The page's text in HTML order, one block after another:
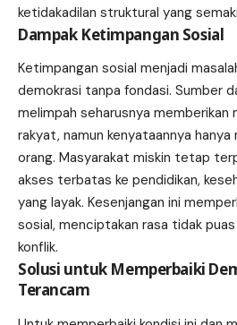
ketidakadilan struktural yang
Dampak Ketimpangan Sosial
Ketimpangan sosial menjadi
demokrasi tanpa fondasi. Sumber
melimpah seharusnya memberikan
rakyat, namun kenyataannya
orang. Masyarakat miskin tetap
akses terbatas ke pendidikan,
yang layak. Kesenjangan ini
sosial, menciptakan rasa tidak
konflik.
Solusi untuk Memperbaiki
Terancam